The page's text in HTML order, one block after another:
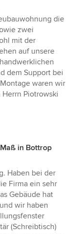
die
zwei
mit der
auf unsere
dem Support bei
waren wir
Piotrowski
in Bottrop
Haben bei der
Firma ein sehr
Gebäude hat
wir haben
(Schreibtisch)